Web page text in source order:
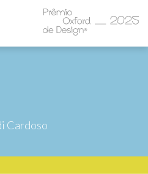
Cardoso